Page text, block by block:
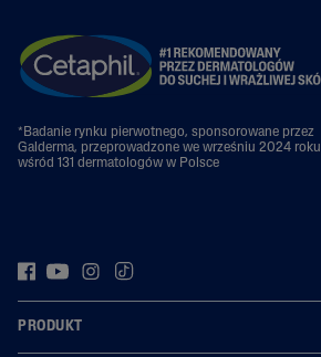
*Badanie rynku pierwotnego, sponsorowane przez
Galderma, przeprowadzone we wrześniu 2024 roku
wśród 131 dermatologów w Polsce
PRODUKT